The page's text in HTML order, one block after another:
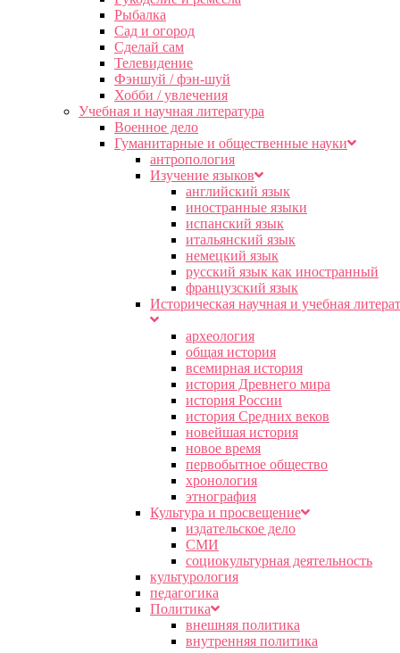
Рыбалка
Сад и огород
Сделай сам
Телевидение
Фэншуй / фэн-шуй
Хобби / увлечения
Учебная и научная литература
Военное дело
Гуманитарные и общественные науки
антропология
Изучение языков
английский язык
иностранные языки
испанский язык
итальянский язык
немецкий язык
русский язык как иностранный
французский язык
Историческая научная и учебная
археология
общая история
всемирная история
история Древнего мира
история России
история Средних веков
новейшая история
новое время
первобытное общество
хронология
этнография
Культура и просвещение
издательское дело
СМИ
социокультурная деятельность
культурология
педагогика
Политика
внешняя политика
внутренняя политика